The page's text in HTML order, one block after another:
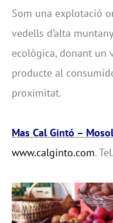
Som una explotació
vedells d’alta
ecològica, donant un
producte al
proximitat.
Mas Cal Gintó –
www.calginto.com.